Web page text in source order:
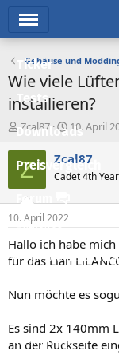
Ticker
Tests
Downloads
Preisvergleich
Forum
Aktuelles
Empfohlene
Leserartikel
Gehäuse und
Wie viele
installieren?
E
r
s
t
e
r
Zcal87
E
r
s
t
e
t
a
m
10. April
Z Zcal87
Cadet 4th Year
10. April 2022
Hallo ich habe
für das Lian
Nun möchte es
Es sind 2x 140mm
an der Rückseite